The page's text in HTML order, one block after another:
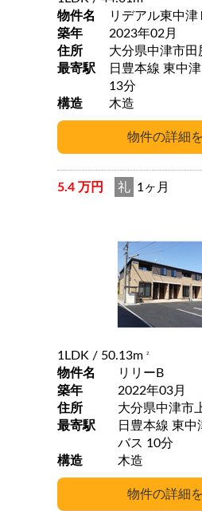
物件名
リデアル東中津
築年
2023年02月
住所
大分県中津市田
最寄駅
日豊本線 東中津 駅 徒歩
13分
構造
木造
5.4 万円 礼 1ヶ月
1LDK / 50.13m 2
物件名
リリーB
築年
2022年03月
住所
大分県中津市
最寄駅
日豊本線 東中津 駅 徒歩
バス 10分
構造
木造